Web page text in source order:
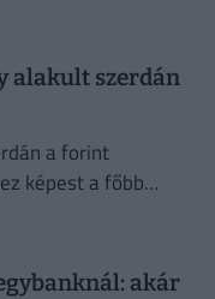
alakult szerdán
a forint
képest a főbb
akár